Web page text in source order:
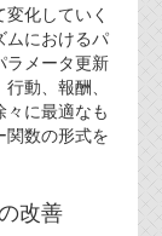
化していく
ムにおけるパ
ラメータ更新
動、報酬、
に最適なも
関数の形式を
改善